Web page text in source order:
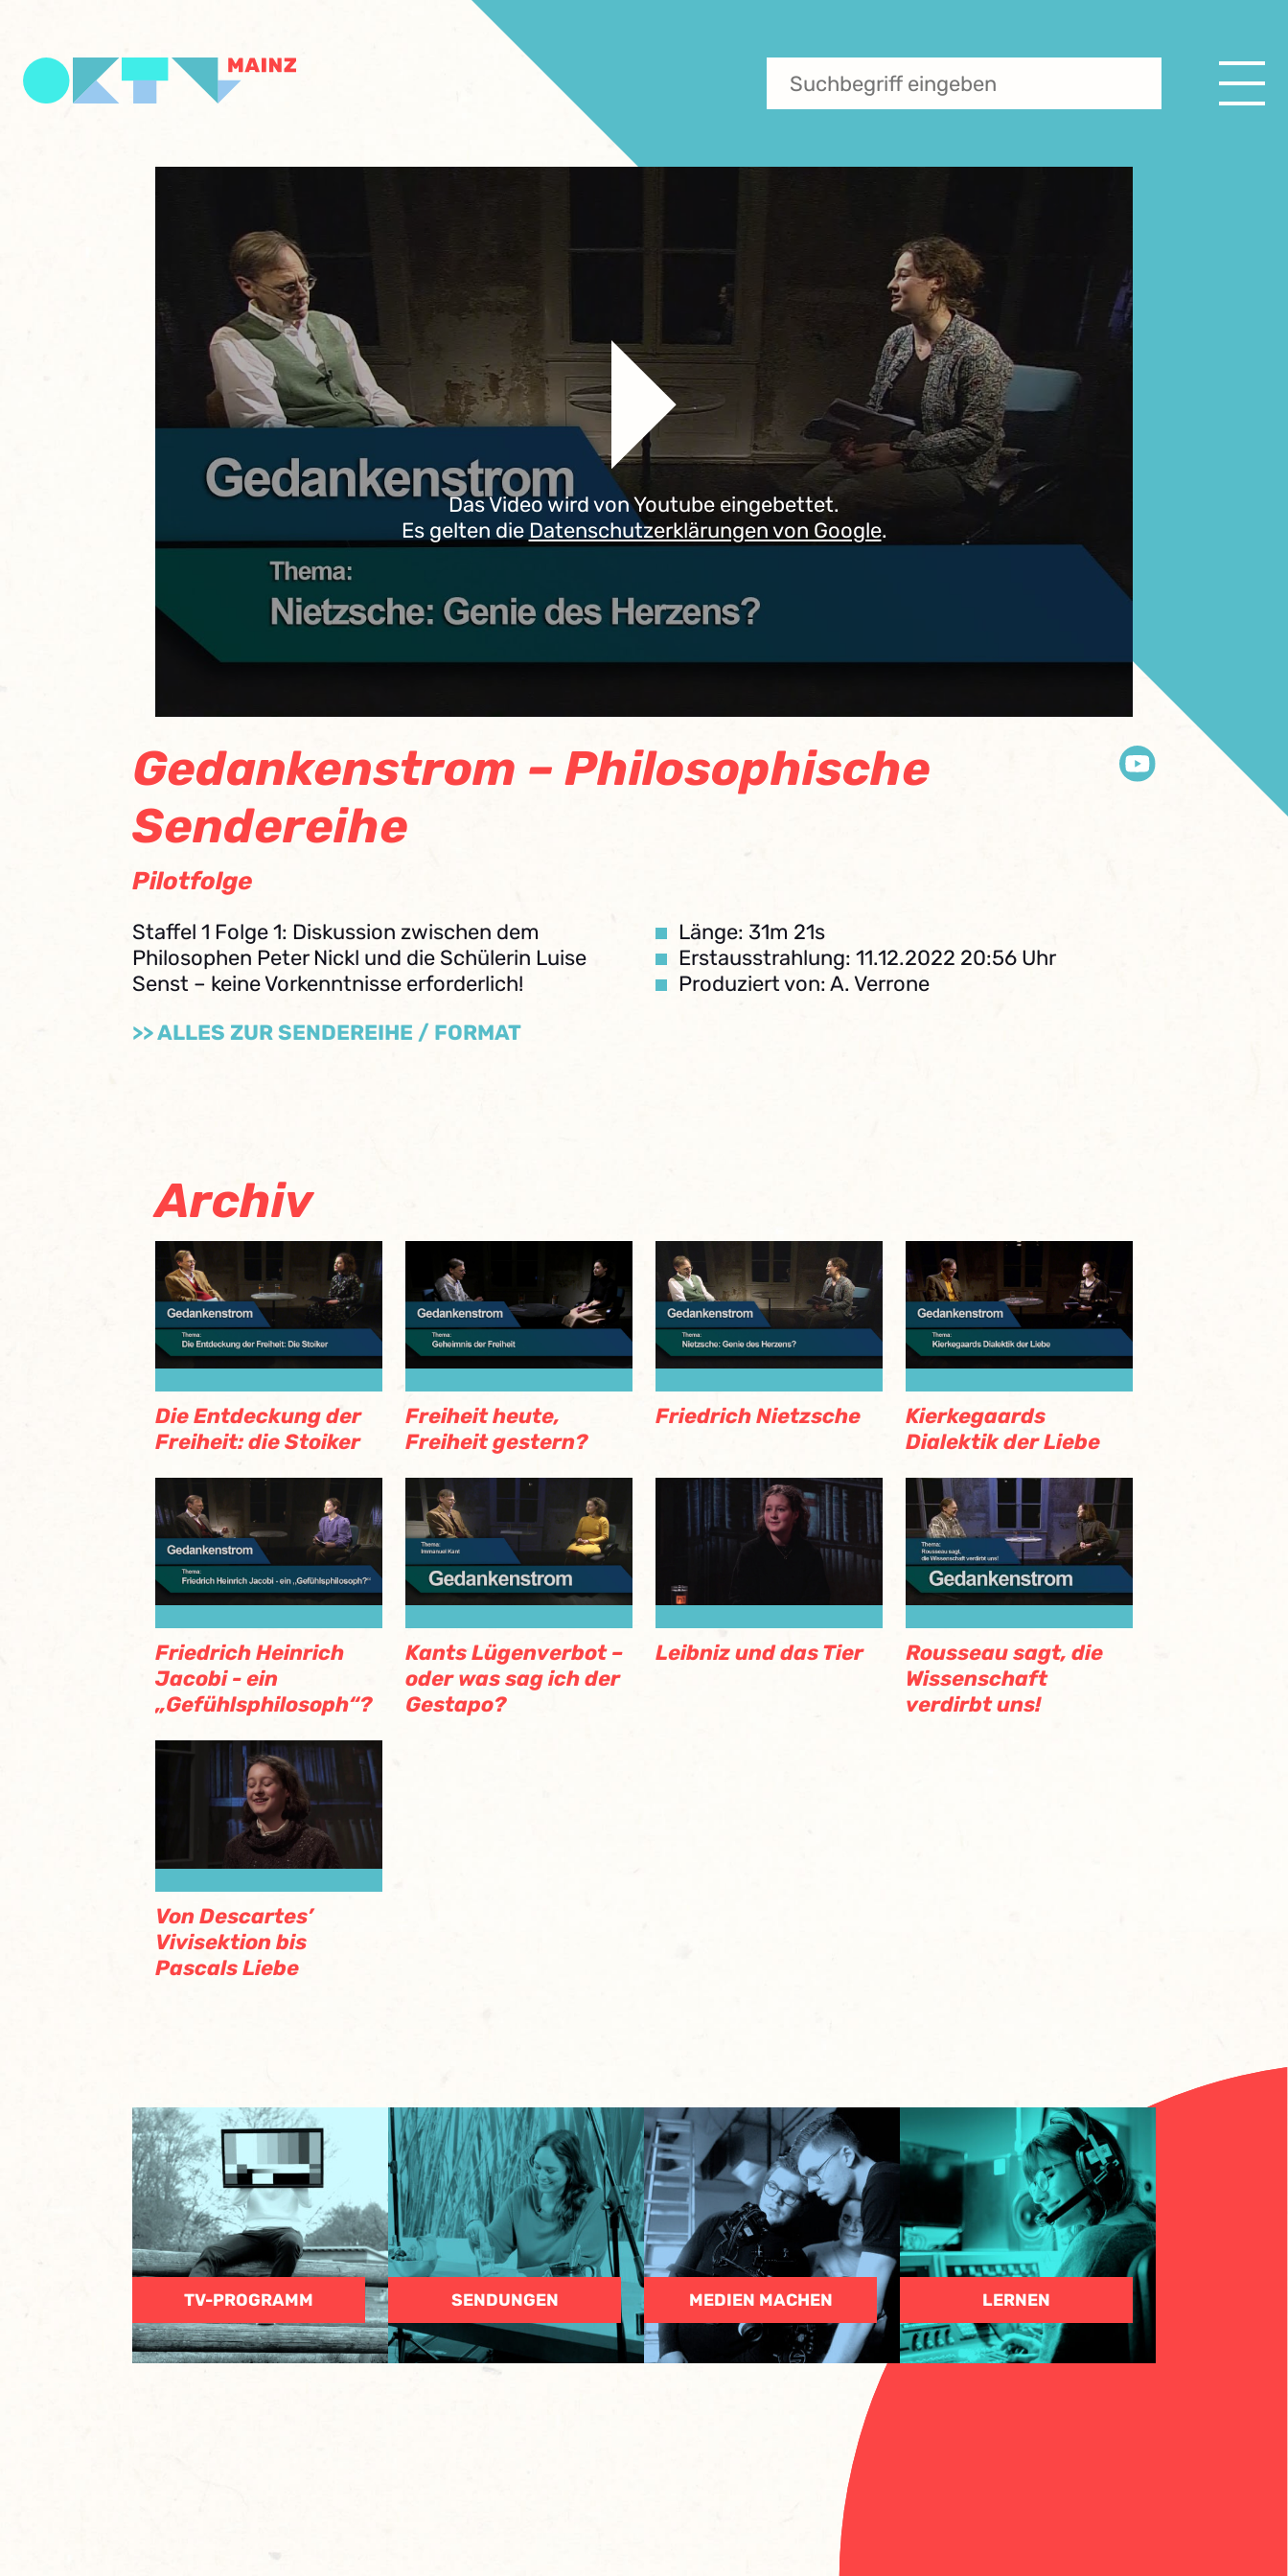
Das Video wird von Youtube eingebettet.
Es gelten die Datenschutzerklärungen von Google.
Gedankenstrom – Philosophische
Sendereihe
Pilotfolge
Staffel 1 Folge 1: Diskussion zwischen dem
Philosophen Peter Nickl und die Schülerin Luise
Senst – keine Vorkenntnisse erforderlich!
>> ALLES ZUR SENDEREIHE / FORMAT
Länge: 31m 21s
Erstausstrahlung: 11.12.2022 20:56 Uhr
Produziert von: A. Verrone
Archiv
Die Entdeckung der
Freiheit: die Stoiker
Freiheit heute,
Freiheit gestern?
Friedrich Nietzsche
Kierkegaards
Dialektik der Liebe
Friedrich Heinrich
Jacobi - ein
„Gefühlsphilosoph“?
Kants Lügenverbot –
oder was sag ich der
Gestapo?
Leibniz und das Tier
Rousseau sagt, die
Wissenschaft
verdirbt uns!
Von Descartes’
Vivisektion bis
Pascals Liebe
TV-PROGRAMM SENDUNGEN MEDIEN MACHEN LERNEN